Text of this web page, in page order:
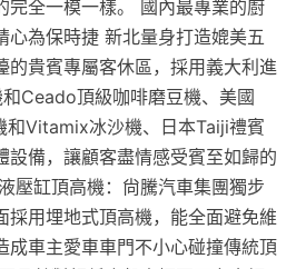
完全一模一樣。 國內最專業的廚
心為保時捷 新北量身打造媲美五
的貴賓專屬客休區，採用義大利進
Ceado頂級咖啡磨豆機、美國
Vitamix冰沙機、日本Taiji禮賓
設備，讓顧客盡情感受賓至如歸的
壓缸頂高機：尙騰汽車集團獨步
採用埋地式頂高機，能全面避免維
成車主愛車車門不小心碰撞傳統頂